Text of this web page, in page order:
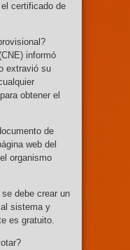
certificado de
informó
extravió su
obtener el
de
web del
organismo
debe crear un
sistema y
es gratuito.